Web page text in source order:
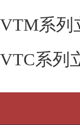
VTM系列
VTC系列